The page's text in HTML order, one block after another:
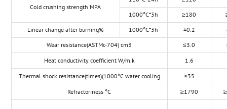
Cold crushing strength MPA
1000°C*3h
≥180
Linear change after burning%
1000°C*3h ±0.2
Wear resistance(ASTMc-704) cm3
≤3.0
Heat conductivity coefficient W/m.k 1.6
Thermal shock resistance(times)(1000°C water cooling ≥35
Refractoriness °C ≥1790